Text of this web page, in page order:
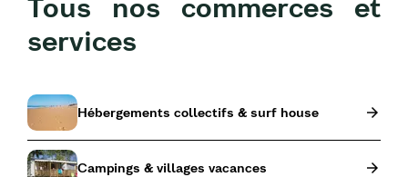
Tous nos commerces et
services
Hébergements collectifs & surf house
Campings & villages vacances